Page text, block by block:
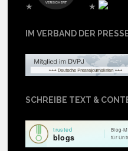
★ ★
IM VERBAND DER
SCHREIBE TEXT &